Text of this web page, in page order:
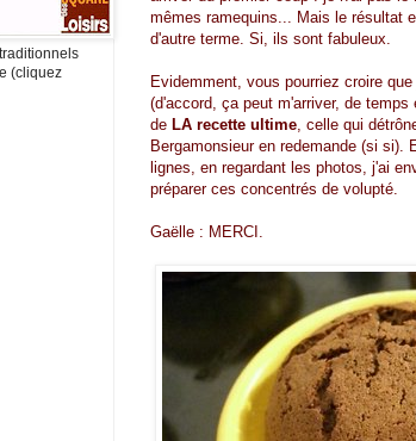
mêmes ramequins... Mais le résultat
d'autre terme. Si, ils sont fabuleux.
Evidemment, vous pourriez croire
(d'accord, ça peut m'arriver, de
de LA recette ultime, celle qui
Bergamonsieur en redemande (si
lignes, en regardant les photos, j'ai
préparer ces concentrés de volupté.
Gaëlle : MERCI.
(cliquez